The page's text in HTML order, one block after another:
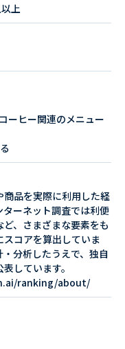
上
ーヒー関連のメニュー
品を実際に利用した経
ーネット調査では利便
、さまざまな要素をも
コアを算出していま
分析したうえで、独自
しています。
ranking/about/